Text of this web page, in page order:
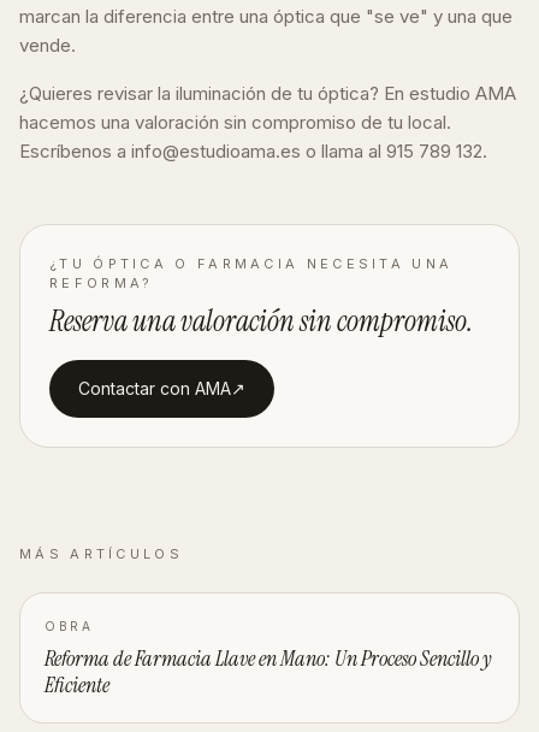
marcan la diferencia entre una óptica que "se ve" y una que
vende.
¿Quieres revisar la iluminación de tu óptica? En estudio AMA
hacemos una valoración sin compromiso de tu local.
Escríbenos a info@estudioama.es o llama al 915 789 132.
¿TU ÓPTICA O FARMACIA NECESITA UNA
REFORMA?
Reserva una valoraciónsin compromiso.
Contactar con AMA↗︎
MÁS ARTÍCULOS
OBRA
Reforma de Farmacia Llave en Mano: Un Proceso Sencillo y
Eficiente